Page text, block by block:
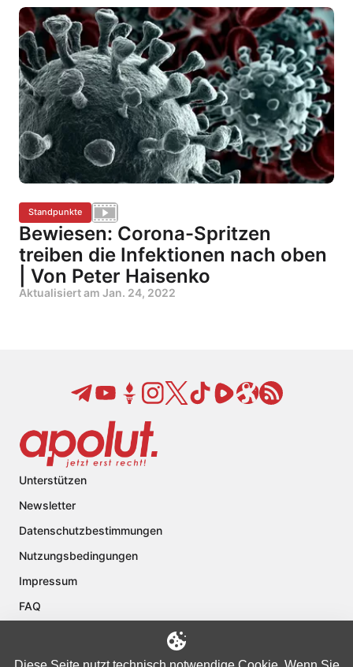
Standpunkte
Bewiesen: Corona-Spritzen
treiben die Infektionen nach oben
| Von Peter Haisenko
Aktualisiert am Jan. 24, 2022
Unterstützen
Newsletter
Datenschutzbestimmungen
Nutzungsbedingungen
Impressum
FAQ